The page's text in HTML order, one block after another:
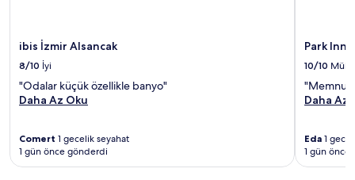
ibis İzmir Alsancak
8/10 İyi
"Odalar küçük özellikle banyo"
Daha Az Oku
Comert 1 gecelik seyahat
1 gün önce gönderdi
Park Inn
10/10
"Memnun
Daha Az
Eda 1
1 gün